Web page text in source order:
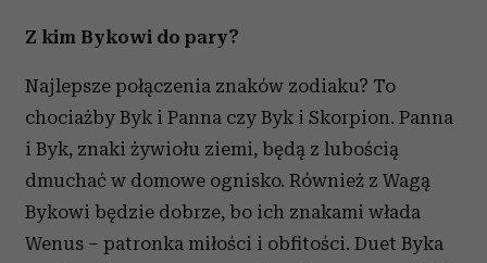
Z kim Bykowi do pary?
Najlepsze połączenia znaków zodiaku? To
chociażby Byk i Panna czy Byk i Skorpion. Panna
i Byk, znaki żywiołu ziemi, będą z lubością
dmuchać w domowe ognisko. Również z Wagą
Bykowi będzie dobrze, bo ich znakami włada
Wenus – patronka miłości i obfitości. Duet Byka